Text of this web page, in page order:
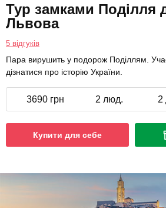
Тур замками Поділля
Львова
5 відгуків
Пара вирушить у подорож Поділлям.
дізнатися про історію України.
3690 грн 2 люд. 2
Купити для себе